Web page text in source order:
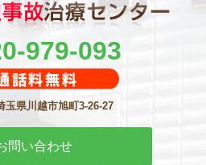
979-093
玉県川越市旭町3-26-27
問い合わせ